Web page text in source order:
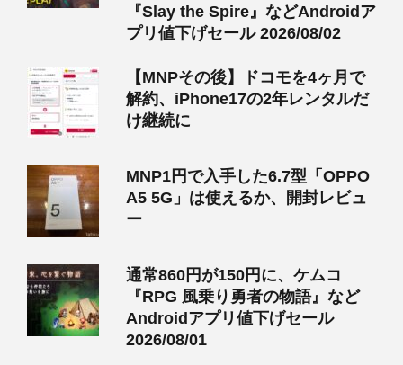
『Slay the Spire』などAndroidア
プリ値下げセール 2026/08/02
【MNPその後】ドコモを4ヶ月で
解約、iPhone17の2年レンタルだ
け継続に
MNP1円で入手した6.7型「OPPO
A5 5G」は使えるか、開封レビュ
ー
通常860円が150円に、ケムコ
『RPG 風乗り勇者の物語』など
Androidアプリ値下げセール
2026/08/01